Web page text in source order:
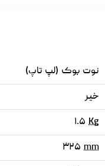
نوت بوک (لپ تاپ)
خیر
۱.۵ Kg
۳۲۵ mm